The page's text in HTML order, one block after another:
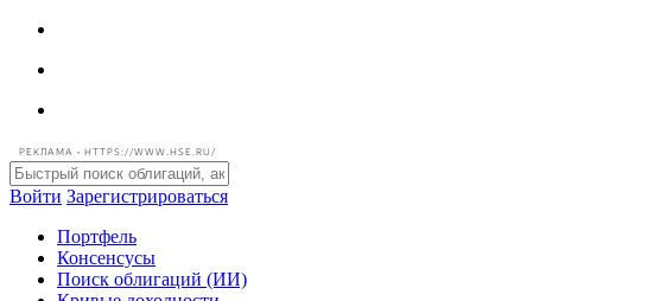
РЕКЛАМА • HTTPS://WWW.HSE.RU/
Войти Зарегистрироваться
Портфель
Консенсусы
Поиск облигаций (ИИ)